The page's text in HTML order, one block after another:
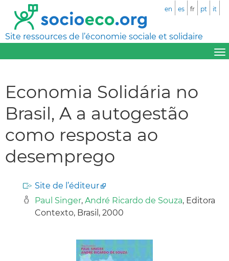
Site ressources de l’économie sociale et solidaire
en es fr pt it
Economia Solidária no
Brasil, A a autogestão
como resposta ao
desemprego
Site de l’éditeur
Paul Singer, André Ricardo de Souza, Editora
Contexto, Brasil, 2000